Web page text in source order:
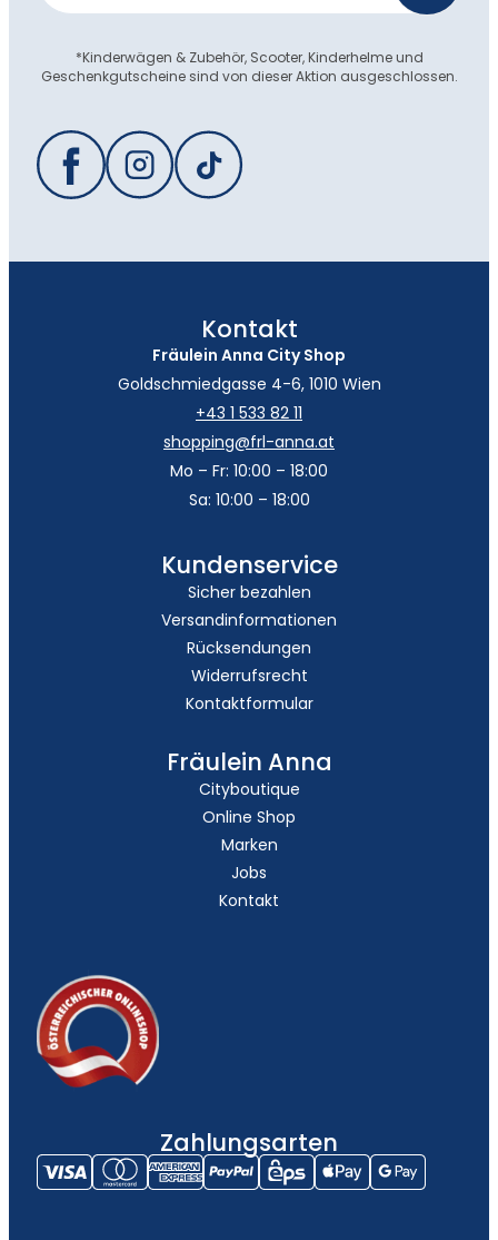
*Kinderwägen & Zubehör, Scooter, Kinderhelme und
Geschenkgutscheine sind von dieser Aktion ausgeschlossen.
Kontakt
Fräulein Anna City Shop
Goldschmiedgasse 4-6, 1010 Wien
+43 1 533 82 11
shopping@frl-anna.at
Mo – Fr: 10:00 – 18:00
Sa: 10:00 – 18:00
Kundenservice
Sicher bezahlen
Versandinformationen
Rücksendungen
Widerrufsrecht
Kontaktformular
Fräulein Anna
Cityboutique
Online Shop
Marken
Jobs
Kontakt
Zahlungsarten